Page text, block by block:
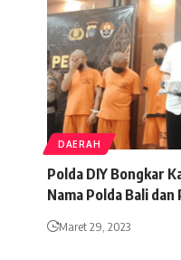
DAERAH
Polda DIY Bongkar
Nama Polda Bali dan
Maret 29, 2023